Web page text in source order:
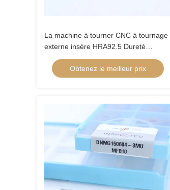
La machine à tourner CNC à tournage
externe insère HRA92.5 Dureté
CNMG120404-FQ PV8310
Obtenez le meilleur prix